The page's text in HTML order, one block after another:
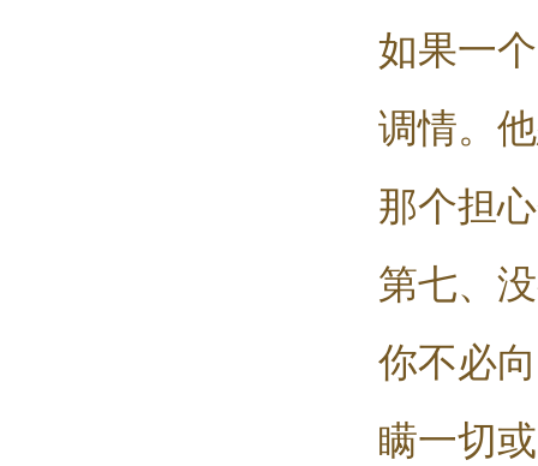
如果一
调情。
那个担
第七、
你不必
瞒一切